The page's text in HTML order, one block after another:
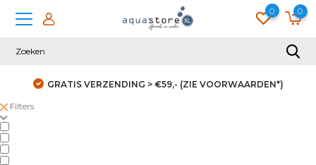
0 0
GRATIS VERZENDING > €59,- (ZIE VOORWAARDEN*)
Filters